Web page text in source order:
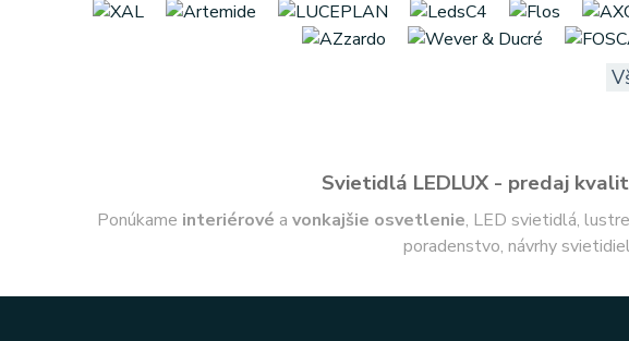
Svietidlá LEDLUX - predaj
Ponúkame interiérové a vonkajšie osvetlenie, LED svietidlá,
poradenstvo, návrhy